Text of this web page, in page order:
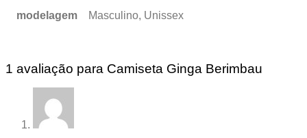
modelagem Masculino, Unissex
1 avaliação para Camiseta Ginga Berimbau